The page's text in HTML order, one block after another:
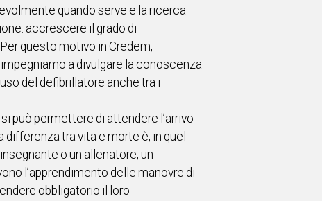
quando serve e la ricerca
accrescere il grado di
questo motivo in Credem,
a divulgare la conoscenza
del defibrillatore anche tra i
può permettere di attendere l’arrivo
tra vita e morte è, in quel
o un allenatore, un
l’apprendimento delle manovre di
obbligatorio il loro